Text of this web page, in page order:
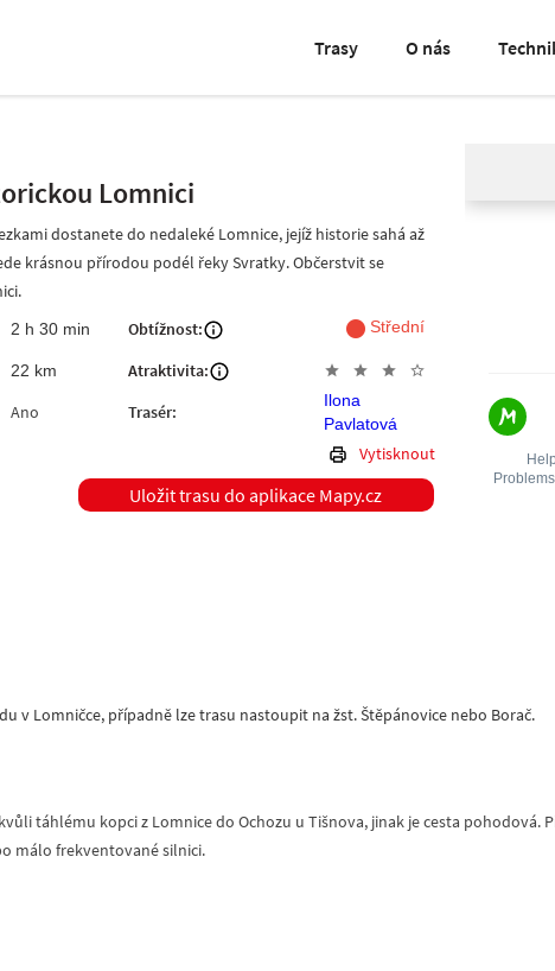
Trasy O nás
Obtížnost:
2 h 30 min
Trasér:
Lomnici
Ilona
Pavlatová
fiber_manual_record Střední
22 km Atraktivita:
Vytisknout
Uložit trasu do aplikace Mapy.cz
star star star star_outline
Ano
dostanete do nedaleké Lomnice, jejíž historie sahá až
krásnou přírodou podél řeky Svratky. Občerstvit se
v Lomničce, případně lze trasu nastoupit na žst. Štěpánovice nebo Borač.
táhlému kopci z Lomnice do Ochozu u Tišnova, jinak je cesta pohodová.
málo frekventované silnici.